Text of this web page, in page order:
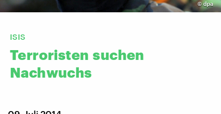
© dpa
ISIS
Terroristen suchen
Nachwuchs